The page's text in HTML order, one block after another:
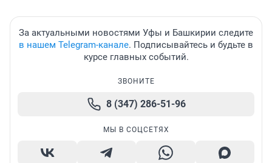
За актуальными новостями Уфы и Башкирии следите
в нашем Telegram-канале. Подписывайтесь и будьте в
курсе главных событий.
ЗВОНИТЕ
8 (347) 286-51-96
МЫ В СОЦСЕТЯХ